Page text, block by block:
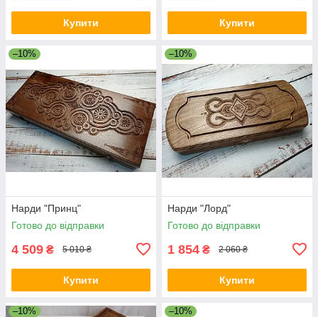
Купити Купити
–10%
Нарди "Принц"
Готово до відправки
4 509 ₴ 5 010 ₴
Купити
–10%
Нарди "Лорд"
Готово до відправки
1 854 ₴ 2 060 ₴
Купити
–10% –10%